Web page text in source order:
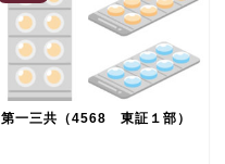
第一三共（4568 東証１部）